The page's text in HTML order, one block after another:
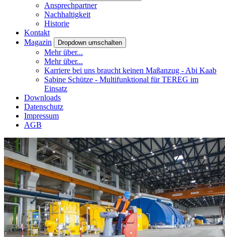
Ansprechpartner
Nachhaltigkeit
Historie
Kontakt
Magazin
Dropdown umschalten
Mehr über...
Mehr über...
Karriere bei uns braucht keinen Maßanzug - Abi Kaab
Sabine Schütze - Multifunktional für TEREG im
Einsatz
Downloads
Datenschutz
Impressum
AGB